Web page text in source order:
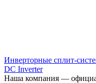
Инверторные сплит-
DC Inverter
Наша компания —